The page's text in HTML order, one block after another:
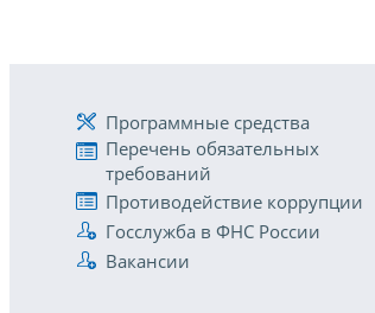
Программные средства
Перечень обязательных
требований
Противодействие коррупции
Госслужба в ФНС России
Вакансии